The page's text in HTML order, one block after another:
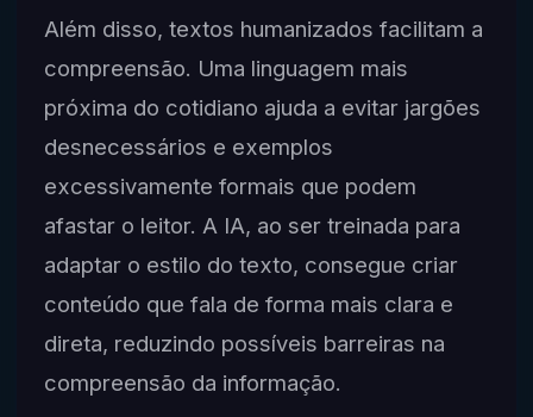
Além disso, textos humanizados facilitam a
compreensão. Uma linguagem mais
próxima do cotidiano ajuda a evitar jargões
desnecessários e exemplos
excessivamente formais que podem
afastar o leitor. A IA, ao ser treinada para
adaptar o estilo do texto, consegue criar
conteúdo que fala de forma mais clara e
direta, reduzindo possíveis barreiras na
compreensão da informação.